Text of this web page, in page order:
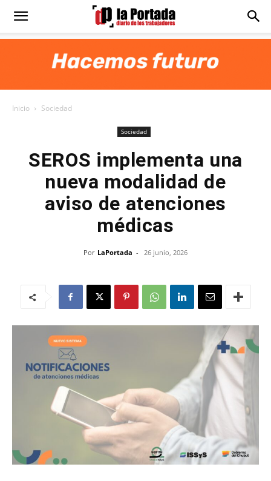
Diario
Inicio Sociedad
Sociedad
SEROS implementa una
nueva modalidad de
aviso de atenciones
médicas
Por LaPortada - 26 junio, 2026